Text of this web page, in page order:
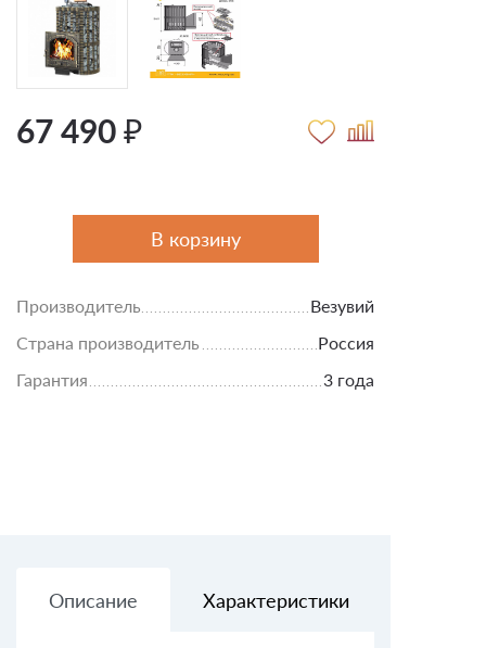
67 490 ₽
В корзину
Производитель
Везувий
Страна производитель
Россия
Гарантия
3 года
Описание Характеристики